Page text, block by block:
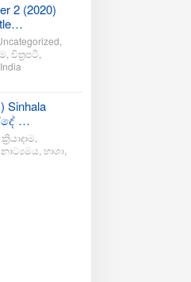
2 (2020)
චිත්‍රපටි
India
Sinhala
…
ක්‍රියාදාම
නාට්‍යමය භාශා